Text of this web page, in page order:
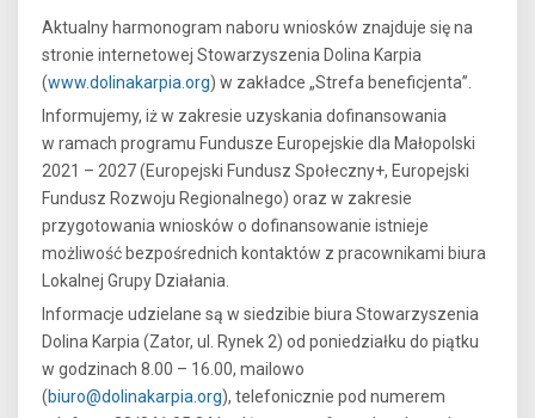
Aktualny harmonogram naboru wniosków znajduje się na
stronie internetowej Stowarzyszenia Dolina Karpia
(www.dolinakarpia.org) w zakładce „Strefa beneficjenta”.
Informujemy, iż w zakresie uzyskania dofinansowania
w ramach programu Fundusze Europejskie dla Małopolski
2021 – 2027 (Europejski Fundusz Społeczny+, Europejski
Fundusz Rozwoju Regionalnego) oraz w zakresie
przygotowania wniosków o dofinansowanie istnieje
możliwość bezpośrednich kontaktów z pracownikami biura
Lokalnej Grupy Działania.
Informacje udzielane są w siedzibie biura Stowarzyszenia
Dolina Karpia (Zator, ul. Rynek 2) od poniedziałku do piątku
w godzinach 8.00 – 16.00, mailowo
(biuro@dolinakarpia.org), telefonicznie pod numerem